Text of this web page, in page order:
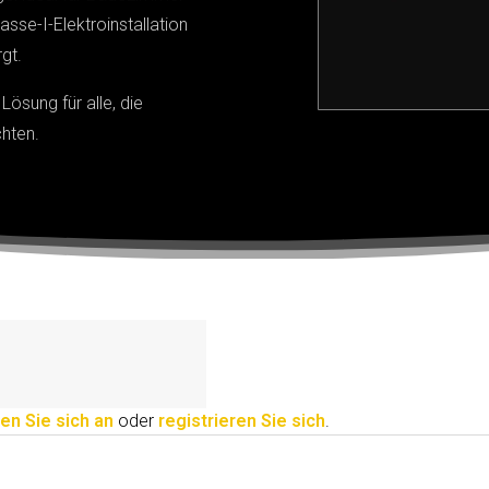
I-Elektroinstallation
für alle, die
Sie sich an oder registrieren Sie sich.